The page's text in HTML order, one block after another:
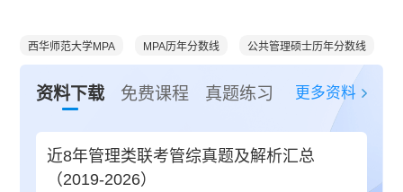
西华师范大学MPA MPA历年分数线 公共管理硕士历年分数线
资料下载 免费课程 真题练习 更多资料
近8年管理类联考管综真题及解析汇总
（2019-2026）